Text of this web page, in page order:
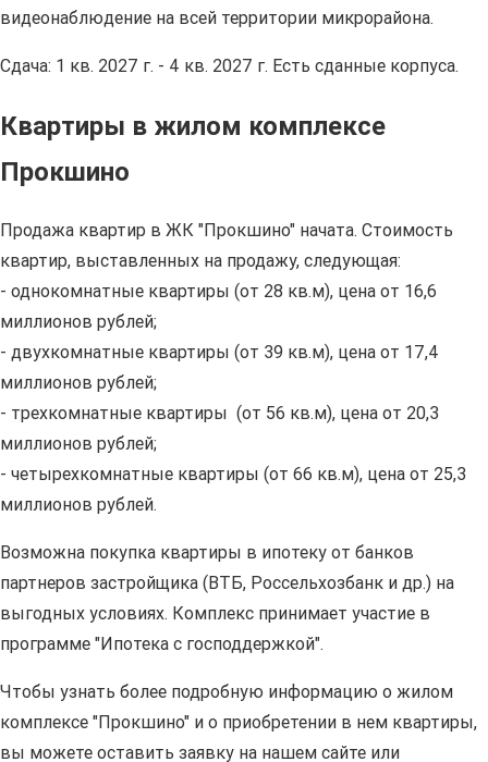
видеонаблюдение на всей территории микрорайона.
Сдача: 1 кв. 2027 г. - 4 кв. 2027 г. Есть сданные корпуса.
Квартиры в жилом комплексе
Прокшино
Продажа квартир в ЖК "Прокшино" начата. Стоимость
квартир, выставленных на продажу, следующая:
- однокомнатные квартиры (от 28 кв.м), цена от 16,6
миллионов рублей;
- двухкомнатные квартиры (от 39 кв.м), цена от 17,4
миллионов рублей;
- трехкомнатные квартиры (от 56 кв.м), цена от 20,3
миллионов рублей;
- четырехкомнатные квартиры (от 66 кв.м), цена от 25,3
миллионов рублей.
Возможна покупка квартиры в ипотеку от банков
партнеров застройщика (ВТБ, Россельхозбанк и др.) на
выгодных условиях. Комплекс принимает участие в
программе "Ипотека с господдержкой".
Чтобы узнать более подробную информацию о жилом
комплексе "Прокшино" и о приобретении в нем квартиры,
вы можете оставить заявку на нашем сайте или